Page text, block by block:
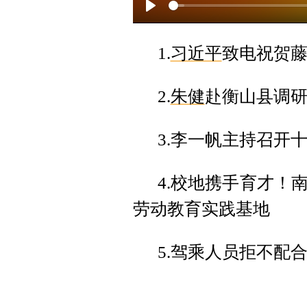
Play
1.习近平致电祝贺
2.朱健赴衡山县调
3.李一帆主持召开
4.校地携手育才！
劳动教育实践基地
5.驾乘人员拒不配